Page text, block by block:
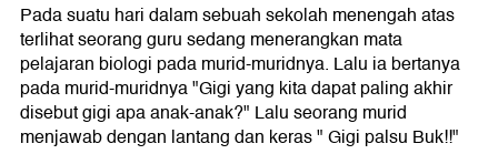
Pada suatu hari dalam sebuah sekolah menengah atas
terlihat seorang guru sedang menerangkan mata
pelajaran biologi pada murid-muridnya. Lalu ia bertanya
pada murid-muridnya "Gigi yang kita dapat paling akhir
disebut gigi apa anak-anak?" Lalu seorang murid
menjawab dengan lantang dan keras " Gigi palsu Buk!!"